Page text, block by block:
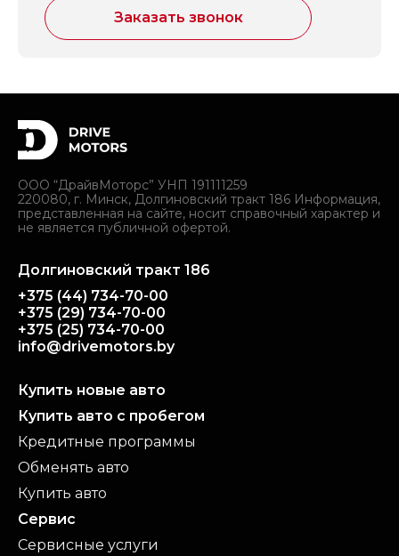
Заказать звонок
ООО “ДрайвМоторс” УНП 191111259
220080, г. Минск, Долгиновский тракт 186 Информация,
представленная на сайте, носит справочный характер и
не является публичной офертой.
Долгиновский тракт 186
+375 (44) 734-70-00
+375 (29) 734-70-00
+375 (25) 734-70-00
info@drivemotors.by
Купить новые авто
Купить авто с пробегом
Кредитные программы
Обменять авто
Купить авто
Сервис
Сервисные услуги